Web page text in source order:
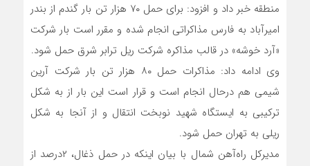
منطقه خبر داد و افزود: برای حمل ۷۰ هزار تن بار گندم از بندر
امیرآباد به فارس مذاکراتی انجام شده و مقرر است بار شرکت
«آرد خوشه» در قالب مذاکره شرکت ریل ترابر شرق حمل شود.
وی ادامه داد: مذاکرات حمل ۸۰ هزار تن بار شرکت آرین
شیمی هم درحال انجام است و قرار است این بار از به شکل
ترکیبی به ایستگاه شهید نوبخت انتقال و از آنجا به شکل
ریلی به تهران حمل شود.
مدیرکل راه‌آهن شمال با بیان اینکه در حمل ذغال، ۲درصد از